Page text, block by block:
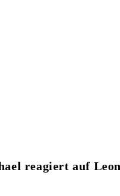
reagiert auf